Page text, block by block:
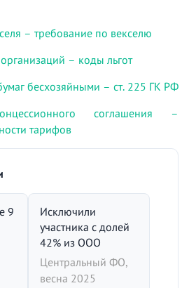
– требование по векселю
– коды льгот
бесхозяйными – ст. 225 ГК РФ
соглашения –
тарифов
9
Исключили
участника с долей
42% из ООО
Центральный ФО,
весна 2025